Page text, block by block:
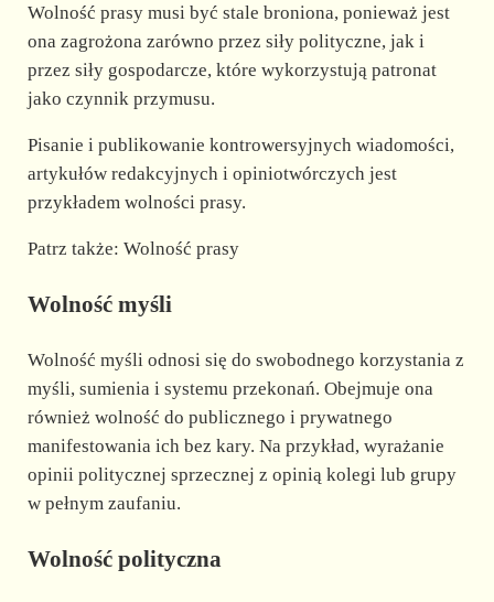
Wolność prasy musi być stale broniona, ponieważ jest
ona zagrożona zarówno przez siły polityczne, jak i
przez siły gospodarcze, które wykorzystują patronat
jako czynnik przymusu.
Pisanie i publikowanie kontrowersyjnych wiadomości,
artykułów redakcyjnych i opiniotwórczych jest
przykładem wolności prasy.
Patrz także: Wolność prasy
Wolność myśli
Wolność myśli odnosi się do swobodnego korzystania z
myśli, sumienia i systemu przekonań. Obejmuje ona
również wolność do publicznego i prywatnego
manifestowania ich bez kary. Na przykład, wyrażanie
opinii politycznej sprzecznej z opinią kolegi lub grupy
w pełnym zaufaniu.
Wolność polityczna